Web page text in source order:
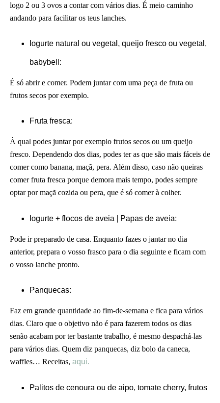
logo 2 ou 3 ovos a contar com vários dias. É meio caminho
andando para facilitar os teus lanches.
Iogurte natural ou vegetal, queijo fresco ou vegetal,
babybell:
É só abrir e comer. Podem juntar com uma peça de fruta ou
frutos secos por exemplo.
Fruta fresca:
À qual podes juntar por exemplo frutos secos ou um queijo
fresco. Dependendo dos dias, podes ter as que são mais fáceis de
comer como banana, maçã, pera. Além disso, caso não queiras
comer fruta fresca porque demora mais tempo, podes sempre
optar por maçã cozida ou pera, que é só comer à colher.
Iogurte + flocos de aveia | Papas de aveia:
Pode ir preparado de casa. Enquanto fazes o jantar no dia
anterior, prepara o vosso frasco para o dia seguinte e ficam com
o vosso lanche pronto.
Panquecas:
Faz em grande quantidade ao fim-de-semana e fica para vários
dias. Claro que o objetivo não é para fazerem todos os dias
senão acabam por ter bastante trabalho, é mesmo despachá-las
para vários dias. Quem diz panquecas, diz bolo da caneca,
waffles… Receitas, aqui.
Palitos de cenoura ou de aipo, tomate cherry, frutos